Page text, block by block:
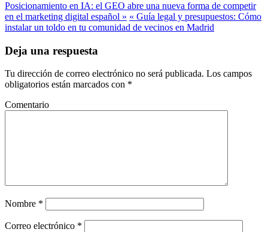
Posicionamiento en IA: el GEO abre una nueva forma de competir
en el marketing digital español » « Guía legal y presupuestos: Cómo
instalar un toldo en tu comunidad de vecinos en Madrid
Deja una respuesta
Tu dirección de correo electrónico no será publicada. Los campos
obligatorios están marcados con *
Comentario
Nombre *
Correo electrónico *